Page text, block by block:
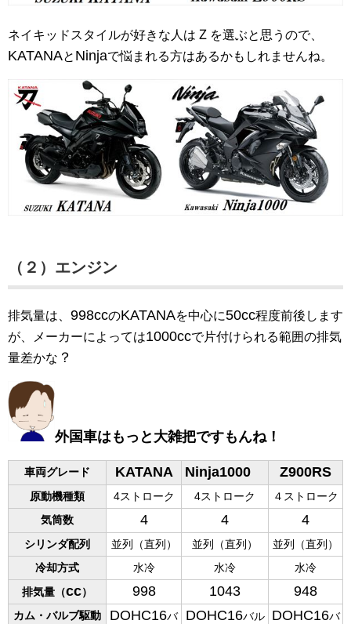
ネイキッドスタイルが好きな人は Ｚ を選ぶと思うので、
KATANAと Ninjaで悩まれる方はあるかもしれませんね。
（２）エンジン
排気量は、 998ccのKATANAを中心に50cc程度前後します
が、メーカーによっては1000ccで片付けられる範囲の排気
量差かな ？
外国車はもっと大雑把ですもんね ！
車両グレード KATANA Ninja1000 Z900RS
原動機種類 4ストローク 4ストローク
４ストローク
気筒数
4 4 4
シリンダ配列 並列（直列） 並列（直列）
並列（直列）
冷却方式
水冷 水冷 水冷
排気量（cc） 998 1043 948
カム・バルブ駆動
DOHC16バ
DOHC16バル
DOHC16バ